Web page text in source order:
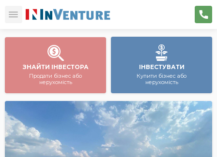
ЗНАЙТИ ІНВЕСТОРА
Продати бізнес або
нерухомість
ІНВЕСТУВАТИ
Купити бізнес або
нерухомість